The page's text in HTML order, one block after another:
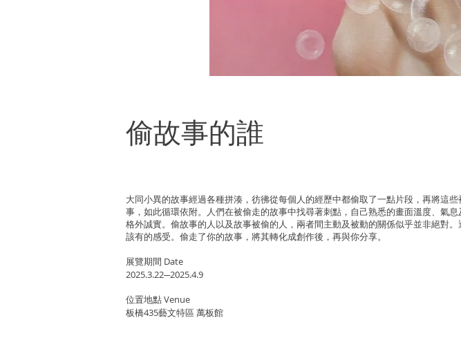
偷故事的誰
大同小異的故事經過各種拼湊，彷彿從每個人的經歷中都偷取了一點片段，再將這
事，如此循環依附。人們在被偷走的故事中找尋著刺點，自己熟悉的畫面溫度、氣
格外誠實。偷故事的人以及故事被偷的人，兩者間主動及被動的關係似乎並非絕對
該有的感受。偷走了你的故事，將其轉化成創作後，再與你分享。
展覽期間 Date
2025.3.22─2025.4.9
位置地點 Venue
板橋435藝文特區 萬板館